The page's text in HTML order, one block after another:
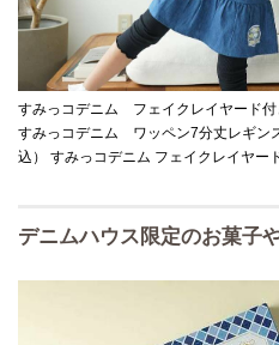
すみっコデニム フェイクレイヤード
すみっコデニム ワッペン7分丈レギ
込） すみっコデニム フェイクレイヤー
デニムハウス限定のお菓子